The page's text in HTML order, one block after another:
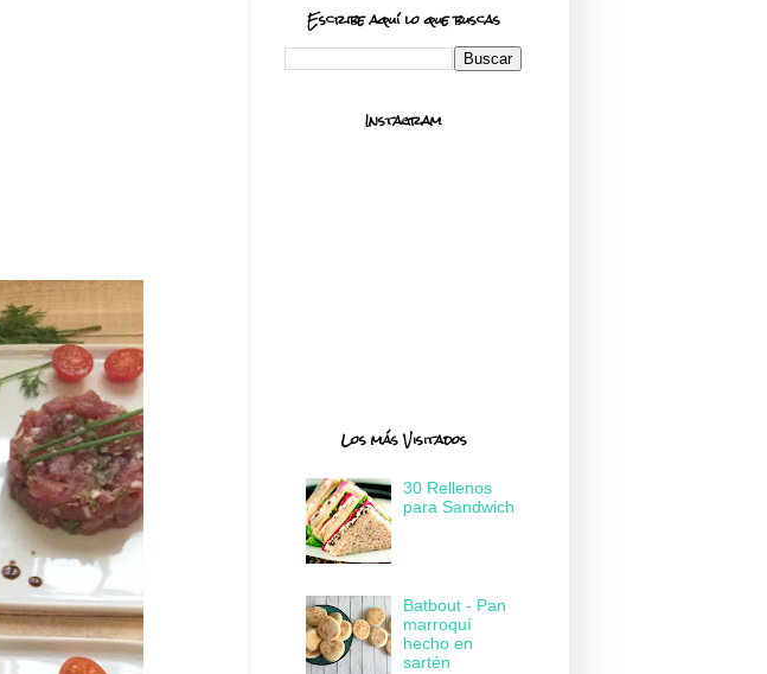
Escribe aquí lo que buscas
Instagram
Los más Visitados
30 Rellenos
para Sandwich
Batbout - Pan
marroquí
hecho en
sartén